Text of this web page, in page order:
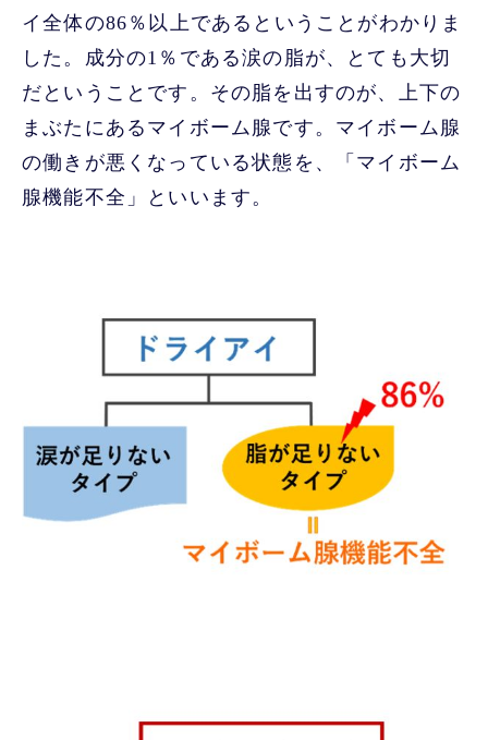
イ全体の86％以上であるということがわかりま
した。成分の1％である涙の脂が、とても大切
だということです。その脂を出すのが、上下の
まぶたにあるマイボーム腺です。マイボーム腺
の働きが悪くなっている状態を、「マイボーム
腺機能不全」といいます。